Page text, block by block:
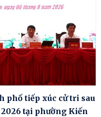
phố tiếp xúc cử tri sau
tại phường Kiến